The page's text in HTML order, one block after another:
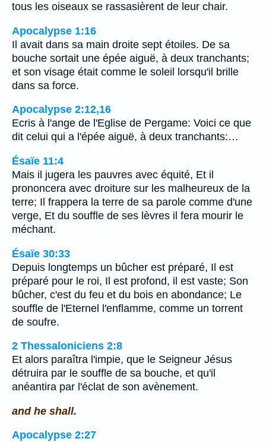
tous les oiseaux se rassasièrent de leur chair.
Apocalypse 1:16
Il avait dans sa main droite sept étoiles. De sa
bouche sortait une épée aiguë, à deux tranchants;
et son visage était comme le soleil lorsqu'il brille
dans sa force.
Apocalypse 2:12,16
Ecris à l'ange de l'Eglise de Pergame: Voici ce que
dit celui qui a l'épée aiguë, à deux tranchants:…
Ésaïe 11:4
Mais il jugera les pauvres avec équité, Et il
prononcera avec droiture sur les malheureux de la
terre; Il frappera la terre de sa parole comme d'une
verge, Et du souffle de ses lèvres il fera mourir le
méchant.
Ésaïe 30:33
Depuis longtemps un bûcher est préparé, Il est
préparé pour le roi, Il est profond, il est vaste; Son
bûcher, c'est du feu et du bois en abondance; Le
souffle de l'Eternel l'enflamme, comme un torrent
de soufre.
2 Thessaloniciens 2:8
Et alors paraîtra l'impie, que le Seigneur Jésus
détruira par le souffle de sa bouche, et qu'il
anéantira par l'éclat de son avènement.
and he shall.
Apocalypse 2:27